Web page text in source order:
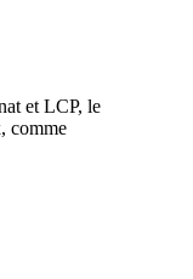
et LCP, le
comme